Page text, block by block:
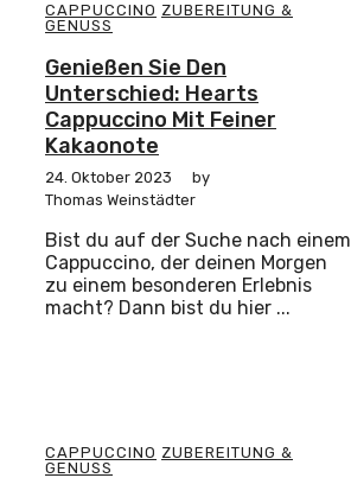
CAPPUCCINO ZUBEREITUNG &
GENUSS
Genießen Sie Den
Unterschied: Hearts
Cappuccino Mit Feiner
Kakaonote
24. Oktober 2023
by
Thomas Weinstädter
Bist du auf der Suche nach einem
Cappuccino, der deinen Morgen
zu einem besonderen Erlebnis
macht? Dann bist du hier ...
CAPPUCCINO ZUBEREITUNG &
GENUSS